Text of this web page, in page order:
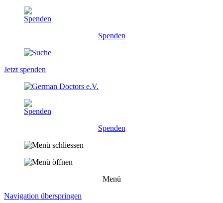
Spenden
Jetzt spenden
Spenden
Menü
Navigation überspringen